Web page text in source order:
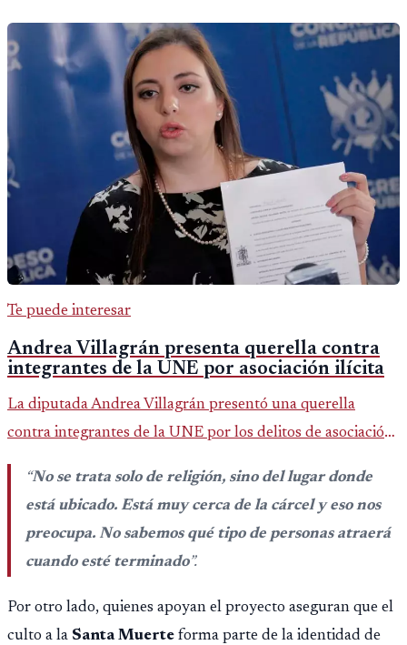
Te puede interesar
Andrea Villagrán presenta querella contra
integrantes de la UNE por asociación ilícita
La diputada Andrea Villagrán presentó una querella
contra integrantes de la UNE por los delitos de asociación
ilícita, terrorismo y sedición.
“No se trata solo de religión, sino del lugar donde
está ubicado. Está muy cerca de la cárcel y eso nos
preocupa. No sabemos qué tipo de personas atraerá
cuando esté terminado”.
Por otro lado, quienes apoyan el proyecto aseguran que el
culto a la Santa Muerte forma parte de la identidad de